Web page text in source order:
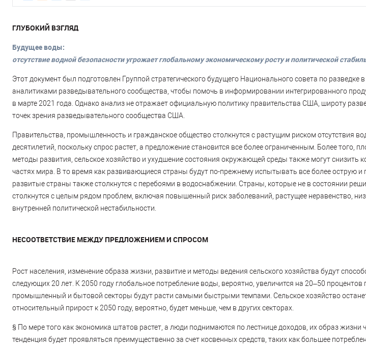
ГЛУБОКИЙ ВЗГЛЯД
Будущее воды:
отсутствие водной безопасности угрожает глобальному экономическому росту и политической
Этот документ был подготовлен Группой стратегического будущего Национального совета по разведке
аналитиками разведывательного сообщества, чтобы помочь в информировании интегрированного
в марте 2021 года. Однако анализ не отражает официальную политику правительства США, широту
точек зрения разведывательного сообщества США.
Правительства, промышленность и гражданское общество столкнутся с растущим риском отсутствия
десятилетий, поскольку спрос растет, а предложение становится все более ограниченным. Более того,
методы развития, сельское хозяйство и ухудшение состояния окружающей среды также могут снизить
частях мира. В то время как развивающиеся страны будут по-прежнему испытывать все более острую
развитые страны также столкнутся с перебоями в водоснабжении. Страны, которые не в состоянии
столкнутся с целым рядом проблем, включая повышенный риск заболеваний, растущее неравенство,
внутренней политической нестабильности.
НЕСООТВЕТСТВИЕ МЕЖДУ ПРЕДЛОЖЕНИЕМ И СПРОСОМ
Рост населения, изменение образа жизни, развитие и методы ведения сельского хозяйства будут
следующих 20 лет. К 2050 году глобальное потребление воды, вероятно, увеличится на 20–50
промышленный и бытовой секторы будут расти самыми быстрыми темпами. Сельское хозяйство
относительный прирост к 2050 году, вероятно, будет меньше, чем в других секторах.
§ По мере того как экономика штатов растет, а люди поднимаются по лестнице доходов, их образ жизни
тенденция будет проявляться преимущественно за счет косвенных средств, таких как большее